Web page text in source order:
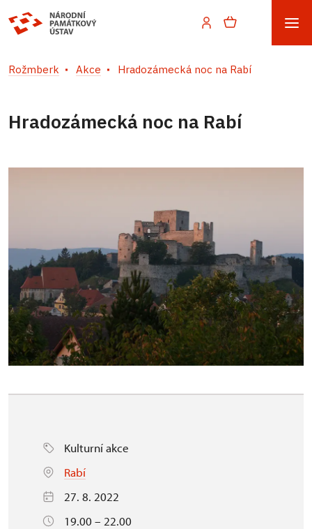
Rožmberk Akce Hradozámecká noc na Rabí
Hradozámecká noc na Rabí
Kulturní akce
Rabí
27. 8. 2022
19.00 – 22.00